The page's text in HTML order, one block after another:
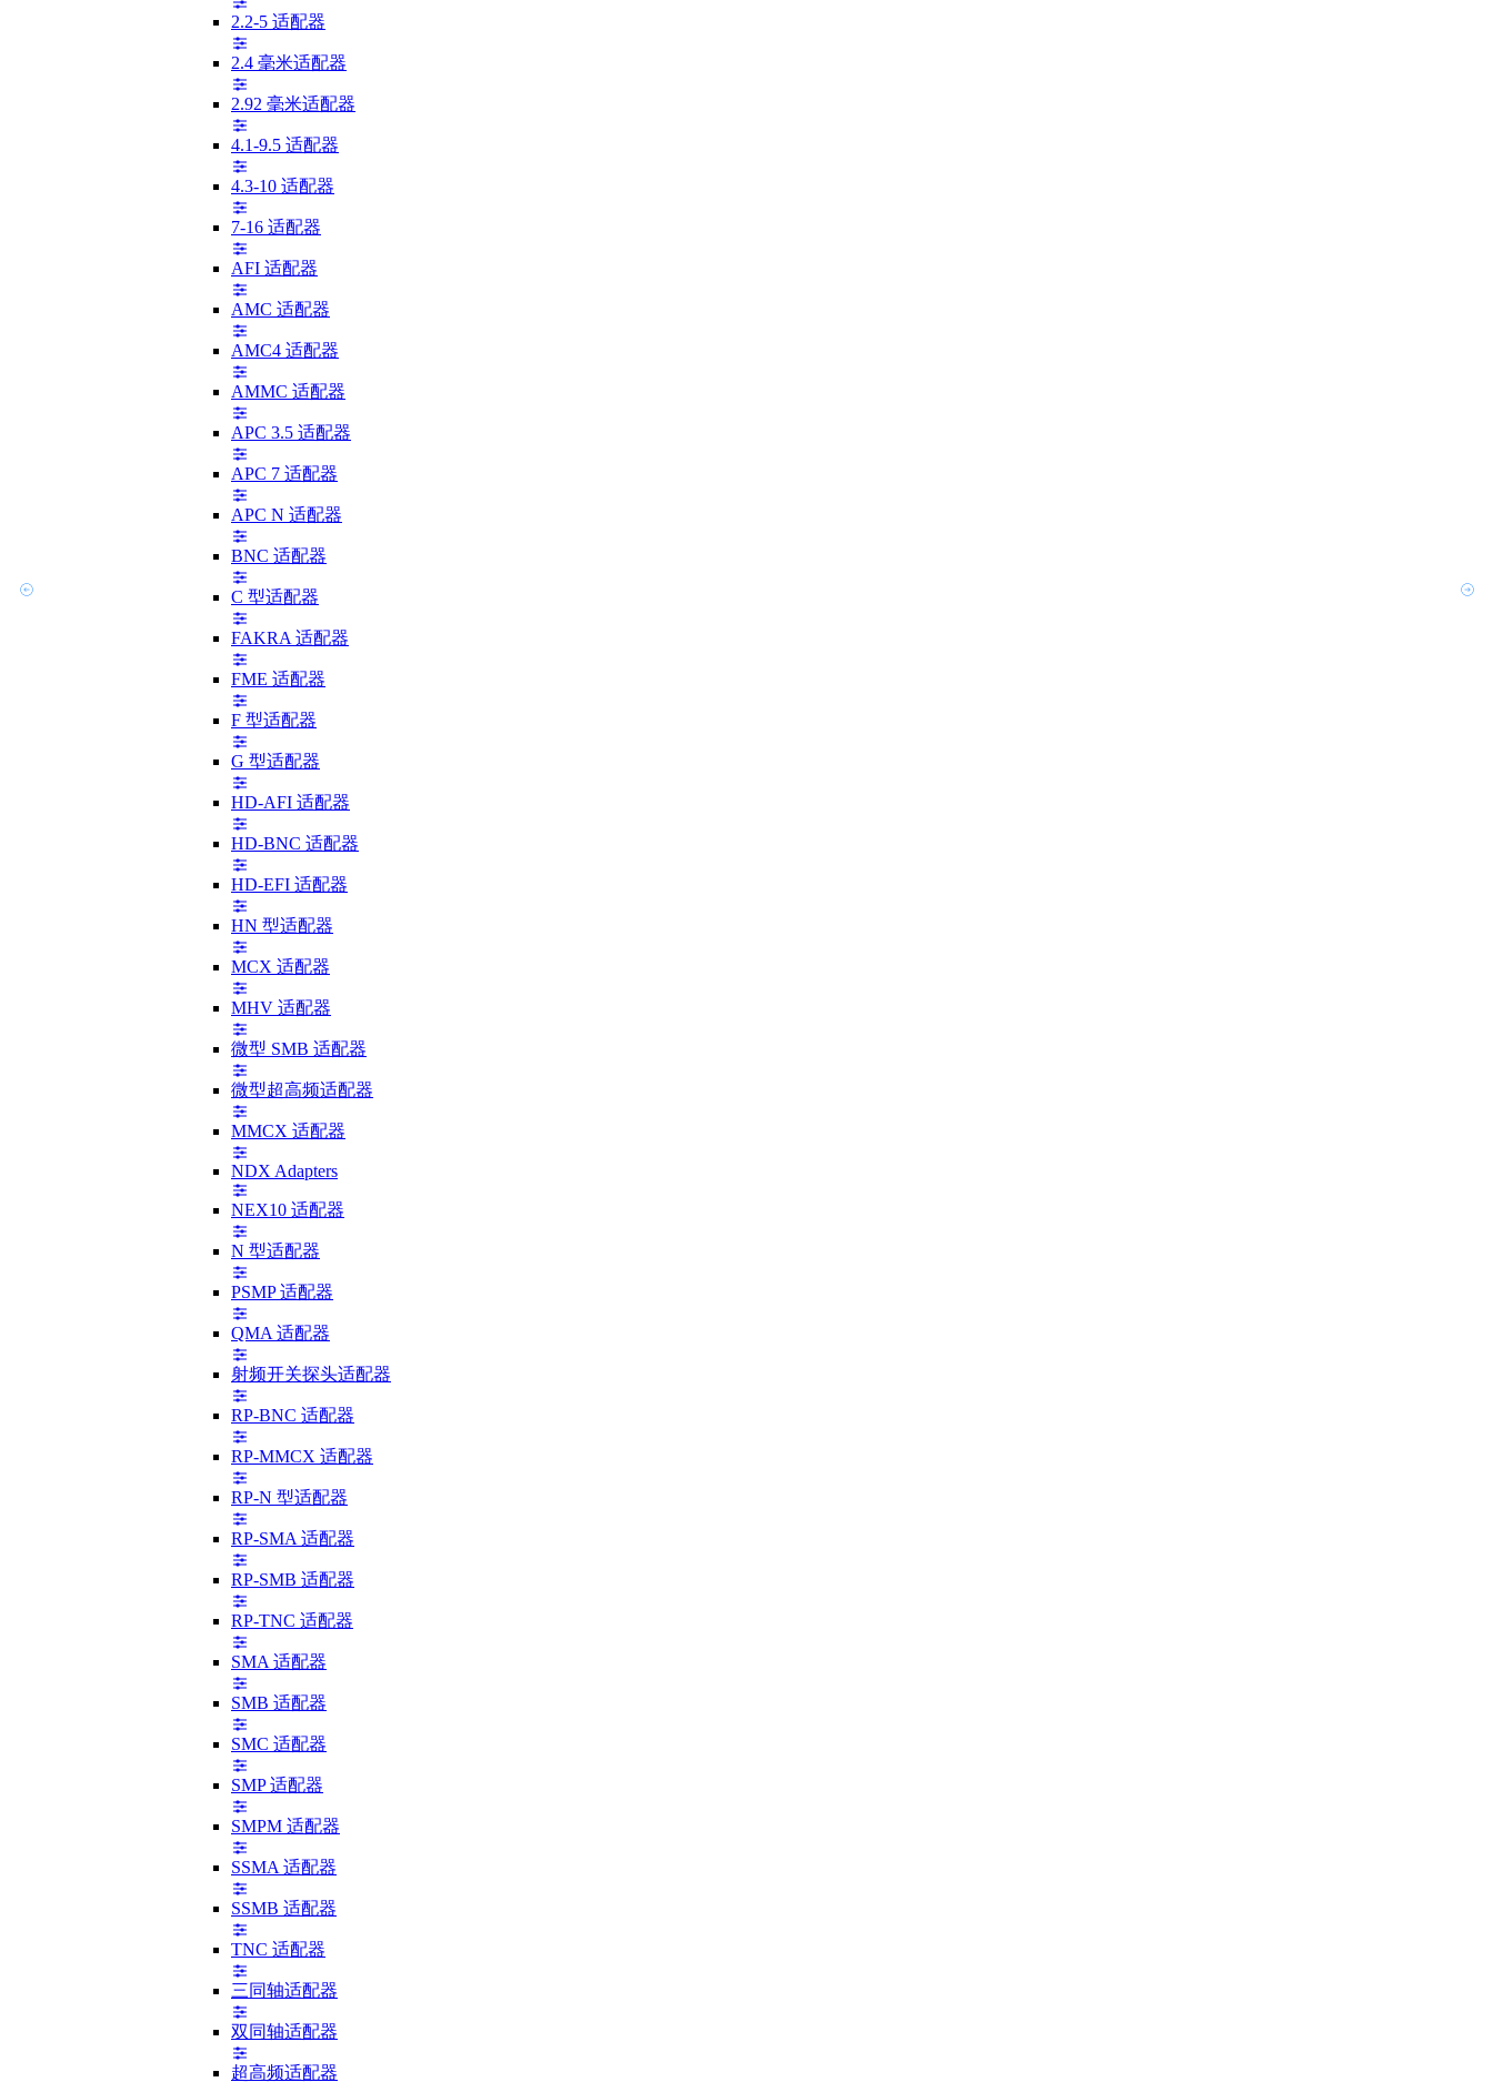
2.2-5 适配器
2.4 毫米适配器
2.92 毫米适配器
4.1-9.5 适配器
4.3-10 适配器
7-16 适配器
AFI 适配器
AMC 适配器
AMC4 适配器
AMMC 适配器
APC 3.5 适配器
APC 7 适配器
APC N 适配器
BNC 适配器
C 型适配器
FAKRA 适配器
FME 适配器
F 型适配器
G 型适配器
HD-AFI 适配器
HD-BNC 适配器
HD-EFI 适配器
HN 型适配器
MCX 适配器
MHV 适配器
微型 SMB 适配器
微型超高频适配器
MMCX 适配器
NDX Adapters
NEX10 适配器
N 型适配器
PSMP 适配器
QMA 适配器
射频开关探头适配器
RP-BNC 适配器
RP-MMCX 适配器
RP-N 型适配器
RP-SMA 适配器
RP-SMB 适配器
RP-TNC 适配器
SMA 适配器
SMB 适配器
SMC 适配器
SMP 适配器
SMPM 适配器
SSMA 适配器
SSMB 适配器
TNC 适配器
三同轴适配器
双同轴适配器
超高频适配器